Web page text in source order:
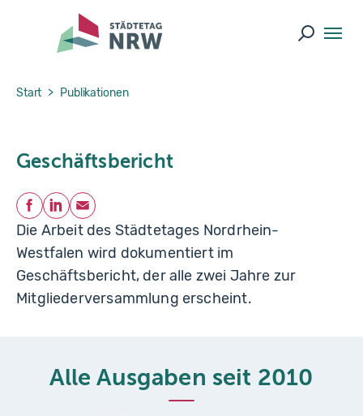
Skip to main navigation
Skip to main content
Skip to page footer
Suche
You are here:
Start Publikationen
Geschäftsbericht
Teilen
Facebook
LinkedIn
E-Mail
Die Arbeit des Städtetages Nordrhein-
Westfalen wird dokumentiert im
Geschäftsbericht, der alle zwei Jahre zur
Mitgliederversammlung erscheint.
Alle Ausgaben seit 2010